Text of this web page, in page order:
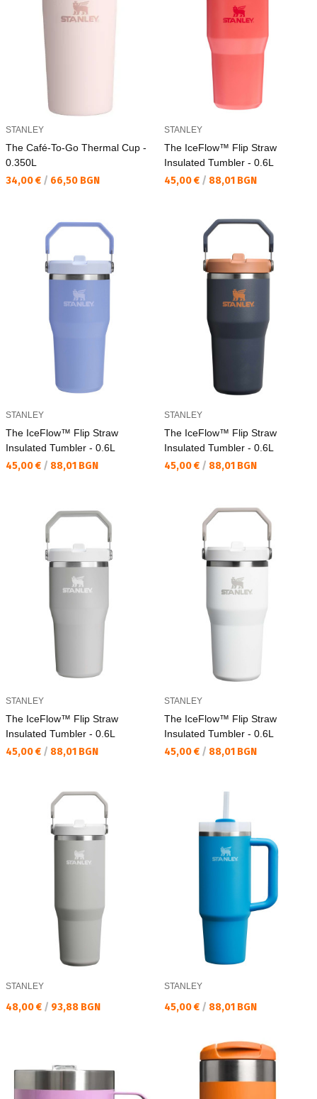
STANLEY
The Café-To-Go Thermal Cup -
0.350L
Текуща цена:
34,00 € / 66,50 BGN
STANLEY
The IceFlow™ Flip Straw
Insulated Tumbler - 0.6L
Текуща цена:
45,00 € / 88,01 BGN
STANLEY
The IceFlow™ Flip Straw
Insulated Tumbler - 0.6L
Текуща цена:
45,00 € / 88,01 BGN
STANLEY
The IceFlow™ Flip Straw
Insulated Tumbler - 0.6L
Текуща цена:
45,00 € / 88,01 BGN
STANLEY
The IceFlow™ Flip Straw
Insulated Tumbler - 0.6L
Текуща цена:
45,00 € / 88,01 BGN
STANLEY
The IceFlow™ Flip Straw
Insulated Tumbler - 0.6L
Текуща цена:
45,00 € / 88,01 BGN
STANLEY
Текуща цена:
48,00 € / 93,88 BGN
STANLEY
Текуща цена:
45,00 € / 88,01 BGN